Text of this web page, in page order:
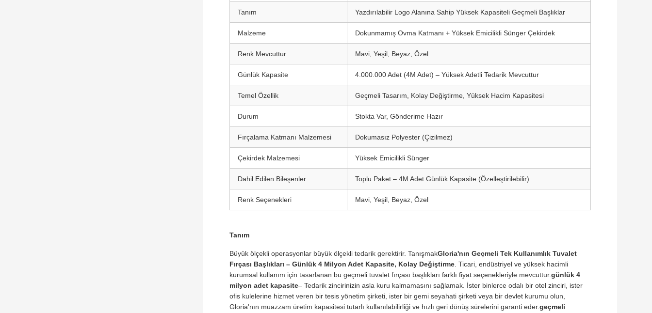
Tanım Yazdırılabilir Logo Alanına Sahip Yüksek Kapasiteli Geçmeli Başlıklar
Malzeme Dokunmamış Ovma Katmanı + Yüksek Emicilikli Sünger Çekirdek
Renk Mevcuttur Mavi, Yeşil, Beyaz, Özel
Günlük Kapasite 4.000.000 Adet (4M Adet) – Yüksek Adetli Tedarik Mevcuttur
Temel Özellik Geçmeli Tasarım, Kolay Değiştirme, Yüksek Hacim Kapasitesi
Durum Stokta Var, Gönderime Hazır
Fırçalama Katmanı Malzemesi Dokumasız Polyester (Çizilmez)
Çekirdek Malzemesi Yüksek Emicilikli Sünger
Dahil Edilen Bileşenler Toplu Paket – 4M Adet Günlük Kapasite (Özelleştirilebilir)
Renk Seçenekleri Mavi, Yeşil, Beyaz, Özel
Tanım
Büyük ölçekli operasyonlar büyük ölçekli tedarik gerektirir. TanışmakGloria'nın Geçmeli Tek Kullanımlık Tuvalet
Fırçası Başlıkları – Günlük 4 Milyon Adet Kapasite, Kolay Değiştirme. Ticari, endüstriyel ve yüksek hacimli
kurumsal kullanım için tasarlanan bu geçmeli tuvalet fırçası başlıkları farklı fiyat seçenekleriyle mevcuttur.günlük 4
milyon adet kapasite– Tedarik zincirinizin asla kuru kalmamasını sağlamak. İster binlerce odalı bir otel zinciri, ister
ofis kulelerine hizmet veren bir tesis yönetim şirketi, ister bir gemi seyahati şirketi veya bir devlet kurumu olun,
Gloria'nın muazzam üretim kapasitesi tutarlı kullanılabilirliği ve hızlı geri dönüş sürelerini garanti eder.geçmeli